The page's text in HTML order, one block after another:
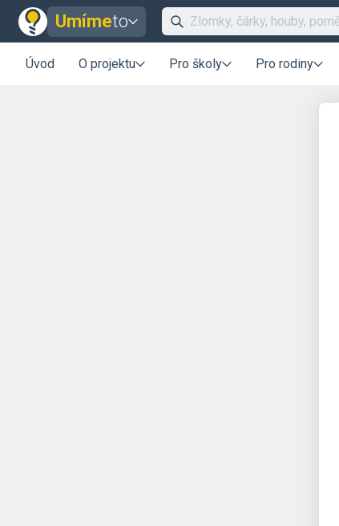
Umímeto
Úvod O projektu Pro školy Pro rodiny